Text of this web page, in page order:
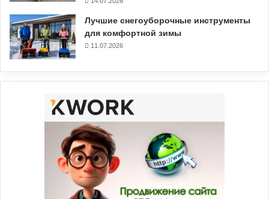
Лучшие снегоуборочные инструменты
для комфортной зимы
11.07.2026